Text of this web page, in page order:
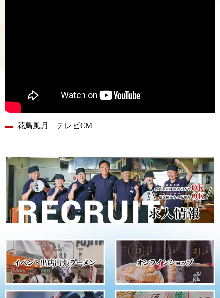
花鳥風月 テレビCM